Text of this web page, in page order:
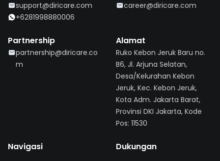
support@diricare.com
+6281998880006
career@diricare.com
Partnership
partnership@diricare.co
m
Alamat
Ruko Kebon Jeruk Baru no.
B6, Jl. Arjuna Selatan,
Desa/Kelurahan Kebon
Jeruk, Kec. Kebon Jeruk,
Kota Adm. Jakarta Barat,
Provinsi DKI Jakarta, Kode
Pos: 11530
Navigasi Dukungan